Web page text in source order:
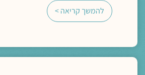
להמשך קריאה >